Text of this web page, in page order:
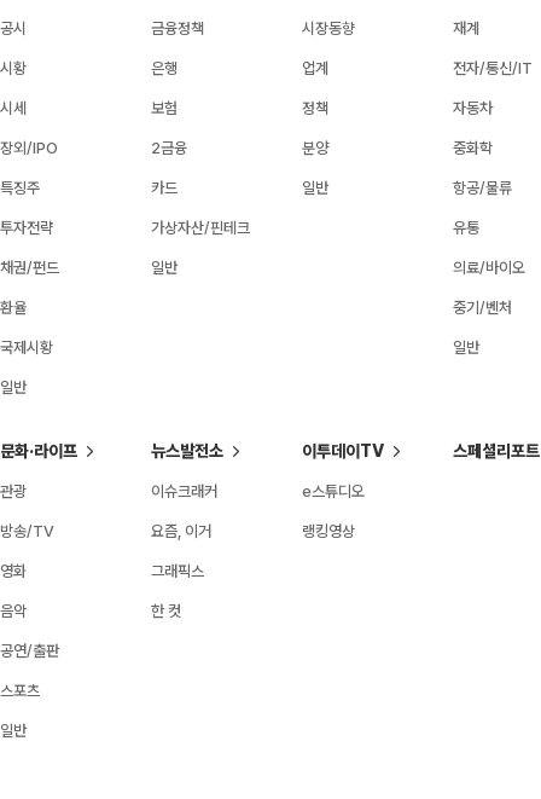
공시
시황
시세
장외/IPO
특징주
투자전략
채권/펀드
환율
국제시황
일반
금융정책
은행
보험
2금융
카드
가상자산/핀테크
일반
시장동향
업계
정책
분양
일반
재계
전자/통신/IT
자동차
중화학
항공/물류
유통
의료/바이오
중기/벤처
일반
문화·라이프
관광
방송/TV
영화
음악
공연/출판
스포츠
일반
뉴스발전소
이슈크래커
요즘, 이거
그래픽스
한 컷
이투데이TV
e스튜디오
랭킹영상
스페셜리포트